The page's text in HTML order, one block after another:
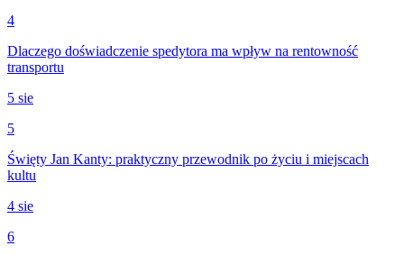
4
Dlaczego doświadczenie spedytora ma wpływ na rentowność
transportu
5 sie
5
Święty Jan Kanty: praktyczny przewodnik po życiu i miejscach
kultu
4 sie
6